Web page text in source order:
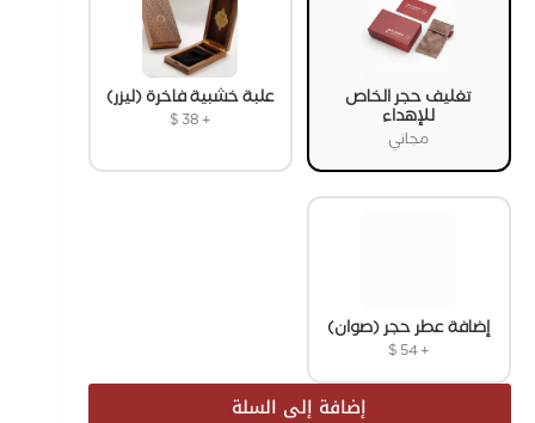
تغليف حجر الخاص
للإهداء
مجاني
علبة خشبية فاخرة (ليزر)
+
$38
إضافة عطر حجر (صوان)
+
$54
إضافة إلى السلة